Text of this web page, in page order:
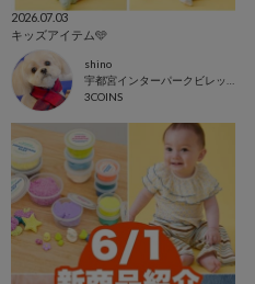
2026.07.03
キッズアイテム🩵
shino
3COINS